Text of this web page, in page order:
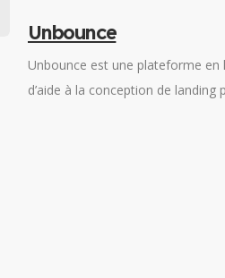
Unbounce
Unbounce est une plateforme en
d’aide à la conception de landing